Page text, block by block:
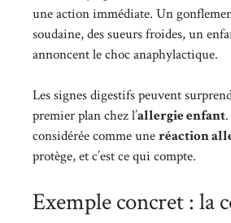
une action immédiate. Un
soudaine, des sueurs froides, un
annoncent le choc anaphylactique.
Les signes digestifs peuvent
premier plan chez l’allergie enfant
considérée comme uneréaction
protège, et c’est ce qui compte.
Exemple concret : la